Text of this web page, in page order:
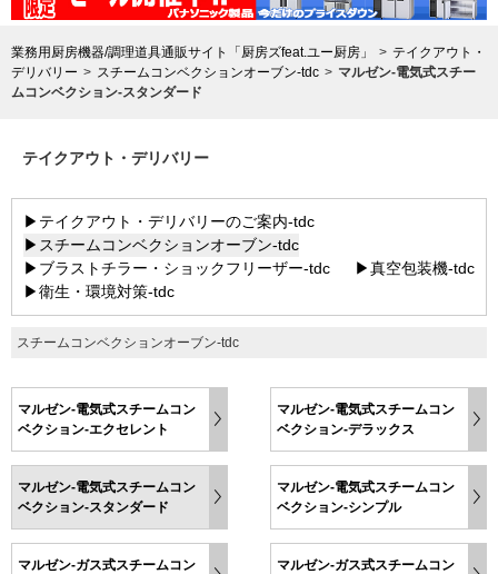
業務用厨房機器/調理道具通販サイト「厨房ズfeat.ユー厨房」
テイクアウト・
デリバリー
スチームコンベクションオーブン-tdc
マルゼン-電気式スチー
ムコンベクション-スタンダード
テイクアウト・デリバリー
▶テイクアウト・デリバリーのご案内-tdc
▶スチームコンベクションオーブン-tdc
▶ブラストチラー・ショックフリーザー-tdc
▶真空包装機-tdc
▶衛生・環境対策-tdc
スチームコンベクションオーブン-tdc
マルゼン-電気式スチームコン
ベクション-エクセレント
マルゼン-電気式スチームコン
ベクション-デラックス
マルゼン-電気式スチームコン
ベクション-スタンダード
マルゼン-電気式スチームコン
ベクション-シンプル
マルゼン-ガス式スチームコン
マルゼン-ガス式スチームコン